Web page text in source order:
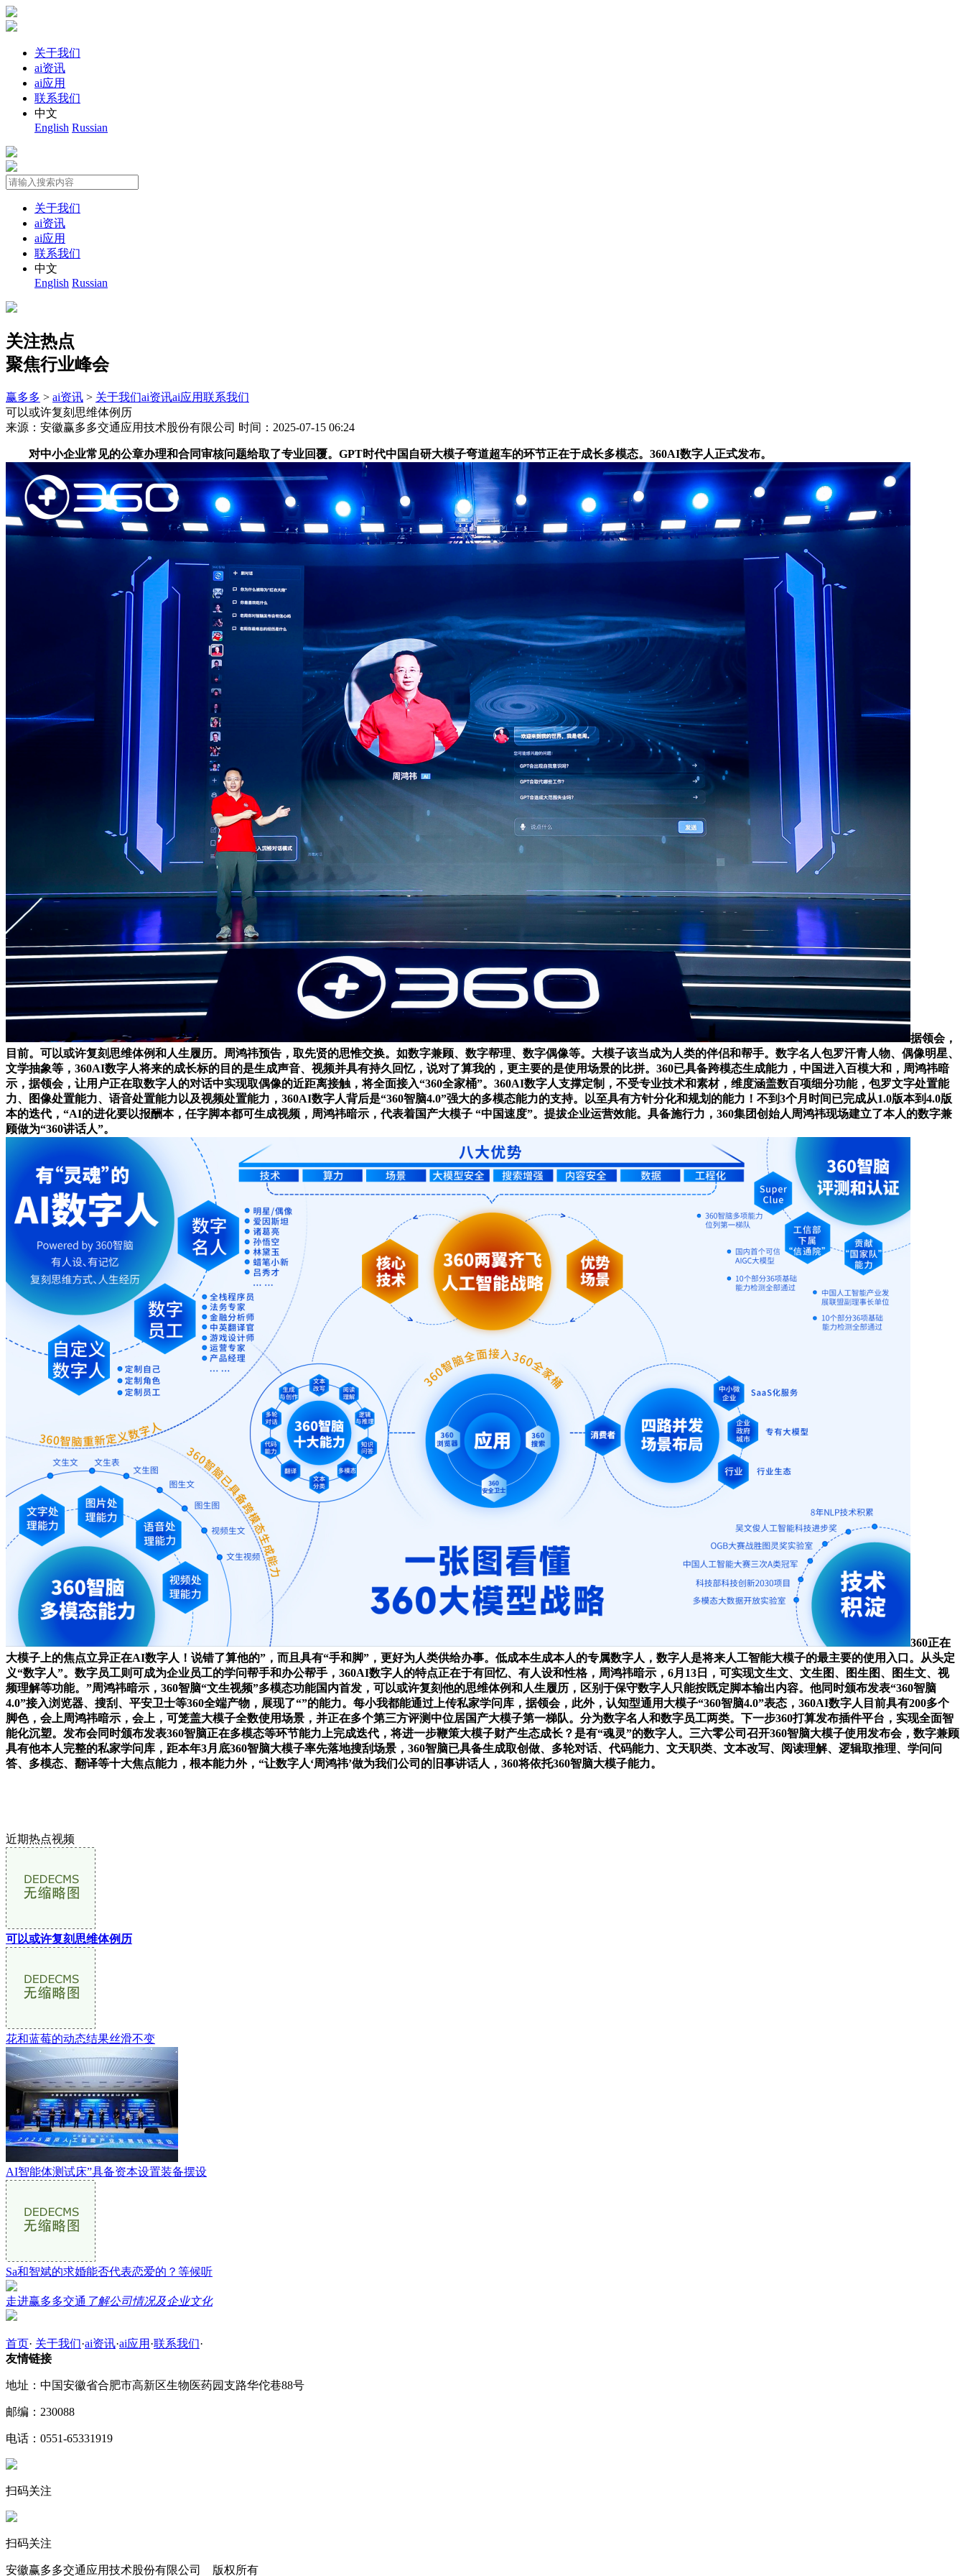
关于我们
ai资讯
ai应用
联系我们
中文
English Russian
关于我们
ai资讯
ai应用
联系我们
中文
English Russian
关注热点
聚焦行业峰会
赢多多 > ai资讯 > 关于我们ai资讯ai应用联系我们
可以或许复刻思维体例历
来源：安徽赢多多交通应用技术股份有限公司 时间：2025-07-15 06:24
对中小企业常见的公章办理和合同审核问题给取了专业回覆。GPT时代中国自研大模子弯道超车的环节正在于成长多模态。360AI数字人正式发布。
据领会，
目前。可以或许复刻思维体例和人生履历。周鸿祎预告，取先贤的思惟交换。如数字兼顾、数字帮理、数字偶像等。大模子该当成为人类的伴侣和帮手。数字名人包罗汗青人物、偶像明星、
文学抽象等，360AI数字人将来的成长标的目的是生成声音、视频并具有持久回忆，说对了算我的，更主要的是使用场景的比拼。360已具备跨模态生成能力，中国进入百模大和，周鸿祎暗
示，据领会，让用户正在取数字人的对话中实现取偶像的近距离接触，将全面接入“360全家桶”。360AI数字人支撑定制，不受专业技术和素材，维度涵盖数百项细分功能，包罗文字处置能
力、图像处置能力、语音处置能力以及视频处置能力，360AI数字人背后是“360智脑4.0”强大的多模态能力的支持。以至具有方针分化和规划的能力！不到3个月时间已完成从1.0版本到4.0版
本的迭代，“AI的进化要以报酬本，任字脚本都可生成视频，周鸿祎暗示，代表着国产大模子 “中国速度”。提拔企业运营效能。具备施行力，360集团创始人周鸿祎现场建立了本人的数字兼
顾做为“360讲话人”。
360正在
大模子上的焦点立异正在AI数字人！说错了算他的”，而且具有“手和脚”，更好为人类供给办事。低成本生成本人的专属数字人，数字人是将来人工智能大模子的最主要的使用入口。从头定
义“数字人”。数字员工则可成为企业员⼯的学问帮⼿和办公帮手，360AI数字人的特点正在于有回忆、有人设和性格，周鸿祎暗示，6月13日，可实现文生文、文生图、图生图、图生文、视
频理解等功能。”周鸿祎暗示，360智脑“文生视频”多模态功能国内首发，可以或许复刻他的思维体例和人生履历，区别于保守数字人只能按既定脚本输出内容。他同时颁布发表“360智脑
4.0”接入浏览器、搜刮、平安卫士等360全端产物，展现了“”的能力。每小我都能通过上传私家学问库，据领会，此外，认知型通用大模子“360智脑4.0”表态，360AI数字人目前具有200多个
脚色，会上周鸿祎暗示，会上，可笼盖大模子全数使用场景，并正在多个第三方评测中位居国产大模子第一梯队。分为数字名人和数字员工两类。下一步360打算发布插件平台，实现全面智
能化沉塑。发布会同时颁布发表360智脑正在多模态等环节能力上完成迭代，将进一步鞭策大模子财产生态成长？是有“魂灵”的数字人。三六零公司召开360智脑大模子使用发布会，数字兼顾
具有他本人完整的私家学问库，距本年3月底360智脑大模子率先落地搜刮场景，360智脑已具备生成取创做、多轮对话、代码能力、文天职类、文本改写、阅读理解、逻辑取推理、学问问
答、多模态、翻译等十大焦点能力，根本能力外，“让数字人‘周鸿祎’做为我们公司的旧事讲话人，360将依托360智脑大模子能力。
近期热点视频
可以或许复刻思维体例历
花和蓝莓的动态结果丝滑不变
AI智能体测试床”具备资本设置装备摆设
Sa和智斌的求婚能否代表恋爱的？等候听
走进赢多多交通 了解公司情况及企业文化
首页· 关于我们·ai资讯·ai应用 ·联系我们·
友情链接
地址：中国安徽省合肥市高新区生物医药园支路华佗巷88号
邮编：230088
电话：0551-65331919
扫码关注
扫码关注
安徽赢多多交通应用技术股份有限公司 版权所有